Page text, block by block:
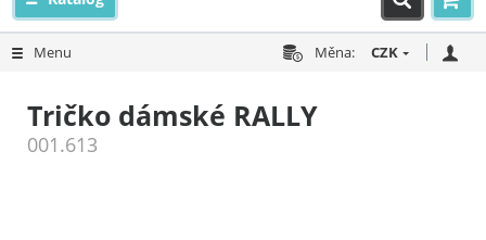
Menu Měna: CZK
Tričko dámské RALLY
001.613